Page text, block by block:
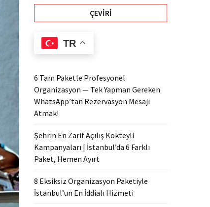
ÇEVIRI
TR
6 Tam Paketle Profesyonel
Organizasyon — Tek Yapman Gereken
WhatsApp’tan Rezervasyon Mesajı
Atmak!
Şehrin En Zarif Açılış Kokteyli
Kampanyaları | İstanbul’da 6 Farklı
Paket, Hemen Ayırt
8 Eksiksiz Organizasyon Paketiyle
İstanbul’un En İddialı Hizmeti